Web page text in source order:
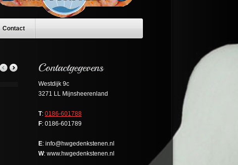
Contact
Westdijk 9c
3271 LL Mijnsheerenland
T: 0186-601788
F: 0186-601789
E: info@hwgedenkstenen.nl
W: www.hwgedenkstenen.nl